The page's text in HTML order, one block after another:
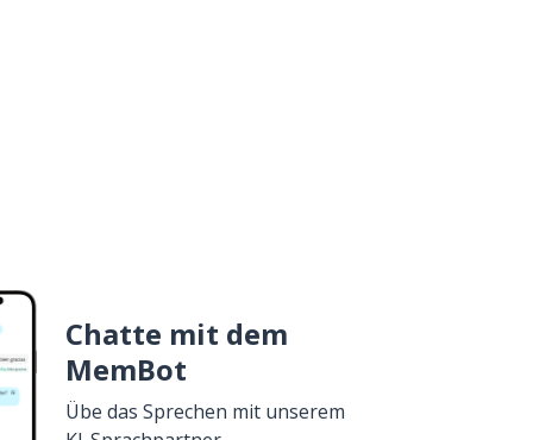
Chatte mit dem
MemBot
Übe das Sprechen mit unserem